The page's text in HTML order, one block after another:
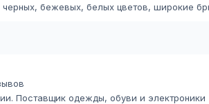
бежевых, белых цветов, широкие
Поставщик одежды, обуви и электроники